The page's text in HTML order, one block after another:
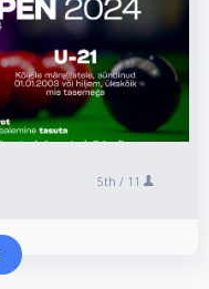
5th / 11